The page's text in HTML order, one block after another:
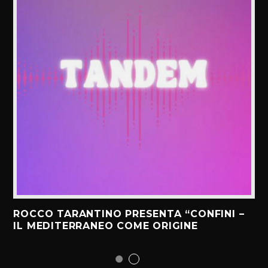
ROCCO TARANTINO PRESENTA “CONFINI –
IL MEDITERRANEO COME ORIGINE